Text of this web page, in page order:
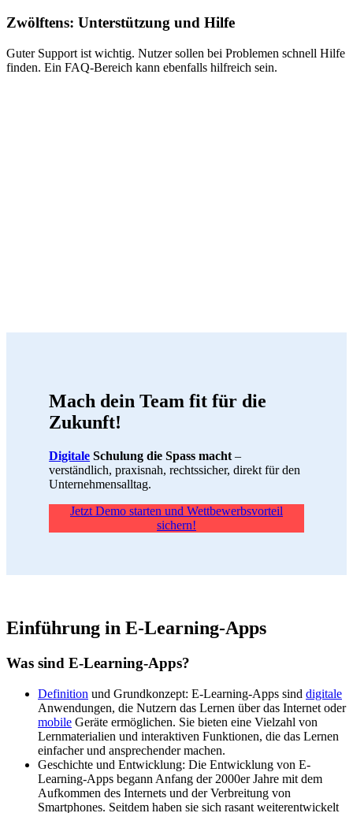
Zwölftens: Unterstützung und Hilfe
Guter Support ist wichtig. Nutzer sollen bei Problemen schnell Hilfe
finden. Ein FAQ-Bereich kann ebenfalls hilfreich sein.
Mach dein Team fit für die
Zukunft!
Digitale Schulung die Spass macht –
verständlich, praxisnah, rechtssicher, direkt für den
Unternehmensalltag.
Jetzt Demo starten und Wettbewerbsvorteil
sichern!
Einführung in E-Learning-Apps
Was sind E-Learning-Apps?
Definition und Grundkonzept: E-Learning-Apps sind digitale
Anwendungen, die Nutzern das Lernen über das Internet oder
mobile Geräte ermöglichen. Sie bieten eine Vielzahl von
Lernmaterialien und interaktiven Funktionen, die das Lernen
einfacher und ansprechender machen.
Geschichte und Entwicklung: Die Entwicklung von E-
Learning-Apps begann Anfang der 2000er Jahre mit dem
Aufkommen des Internets und der Verbreitung von
Smartphones. Seitdem haben sie sich rasant weiterentwickelt